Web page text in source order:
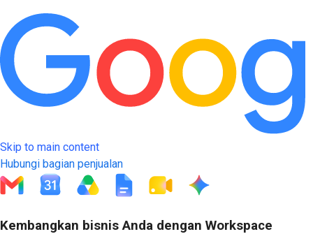
Skip to main content
Hubungi bagian penjualan
Kembangkan bisnis Anda dengan Workspace